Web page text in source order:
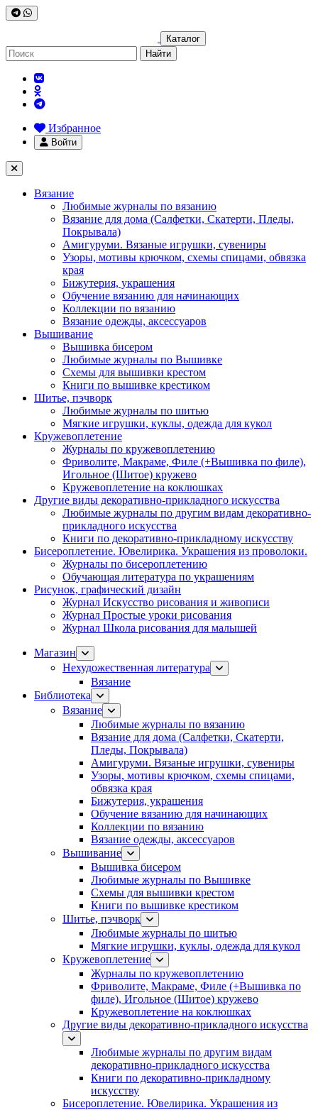
Каталог
Найти
Избранное
Войти
Вязание
Любимые журналы по вязанию
Вязание для дома (Салфетки, Скатерти, Пледы,
Покрывала)
Амигуруми. Вязаные игрушки, сувениры
Узоры, мотивы крючком, схемы спицами, обвязка
края
Бижутерия, украшения
Обучение вязанию для начинающих
Коллекции по вязанию
Вязание одежды, аксессуаров
Вышивание
Вышивка бисером
Любимые журналы по Вышивке
Схемы для вышивки крестом
Книги по вышивке крестиком
Шитье, пэчворк
Любимые журналы по шитью
Мягкие игрушки, куклы, одежда для кукол
Кружевоплетение
Журналы по кружевоплетению
Фриволите, Макраме, Филе (+Вышивка по филе),
Игольное (Шитое) кружево
Кружевоплетение на коклюшках
Другие виды декоративно-прикладного искусства
Любимые журналы по другим видам декоративно-
прикладного искусства
Книги по декоративно-прикладному искусству
Бисероплетение. Ювелирика. Украшения из проволоки.
Журналы по бисероплетению
Обучающая литература по украшениям
Рисунок, графический дизайн
Журнал Искусство рисования и живописи
Журнал Простые уроки рисования
Журнал Школа рисования для малышей
Магазин
Нехудожественная литература
Вязание
Библиотека
Вязание
Любимые журналы по вязанию
Вязание для дома (Салфетки, Скатерти,
Пледы, Покрывала)
Амигуруми. Вязаные игрушки, сувениры
Узоры, мотивы крючком, схемы спицами,
обвязка края
Бижутерия, украшения
Обучение вязанию для начинающих
Коллекции по вязанию
Вязание одежды, аксессуаров
Вышивание
Вышивка бисером
Любимые журналы по Вышивке
Схемы для вышивки крестом
Книги по вышивке крестиком
Шитье, пэчворк
Любимые журналы по шитью
Мягкие игрушки, куклы, одежда для кукол
Кружевоплетение
Журналы по кружевоплетению
Фриволите, Макраме, Филе (+Вышивка по
филе), Игольное (Шитое) кружево
Кружевоплетение на коклюшках
Другие виды декоративно-прикладного искусства
Любимые журналы по другим видам
декоративно-прикладного искусства
Книги по декоративно-прикладному
искусству
Бисероплетение. Ювелирика. Украшения из